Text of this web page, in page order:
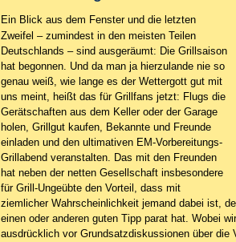
Ein Blick aus dem Fenster und die letzten
Zweifel – zumindest in den meisten Teilen
Deutschlands – sind ausgeräumt: Die Grillsaison
hat begonnen. Und da man ja hierzulande nie so
genau weiß, wie lange es der Wettergott gut mit
uns meint, heißt das für Grillfans jetzt: Flugs die
Gerätschaften aus dem Keller oder der Garage
holen, Grillgut kaufen, Bekannte und Freunde
einladen und den ultimativen EM-Vorbereitungs-
Grillabend veranstalten. Das mit den Freunden
hat neben der netten Gesellschaft insbesondere
für Grill-Ungeübte den Vorteil, dass mit
ziemlicher Wahrscheinlichkeit jemand dabei ist,
einen oder anderen guten Tipp parat hat. Wobei
ausdrücklich vor Grundsatzdiskussionen über die